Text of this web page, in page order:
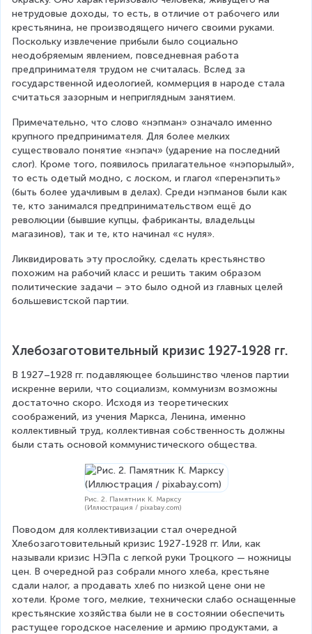
нетрудовые доходы, то есть, в отличие от рабочего или
крестьянина, не производящего ничего своими руками.
Поскольку извлечение прибыли было социально
неодобряемым явлением, повседневная работа
предпринимателя трудом не считалась. Вслед за
государственной идеологией, коммерция в народе стала
считаться зазорным и неприглядным занятием.
Примечательно, что слово «нэпман» означало именно
крупного предпринимателя. Для более мелких
существовало понятие «нэпач» (ударение на последний
слог). Кроме того, появилось прилагательное «нэпорылый»,
то есть одетый модно, с лоском, и глагол «перенэпить»
(быть более удачливым в делах). Среди нэпманов были как
те, кто занимался предпринимательством ещё до
революции (бывшие купцы, фабриканты, владельцы
магазинов), так и те, кто начинал «с нуля».
Ликвидировать эту прослойку, сделать крестьянство
похожим на рабочий класс и решить таким образом
политические задачи – это было одной из главных целей
большевистской партии.
Хлебозаготовительный кризис 1927-1928 гг.
В 1927–1928 гг. подавляющее большинство членов партии
искренне верили, что социализм, коммунизм возможны
достаточно скоро. Исходя из теоретических
соображений, из учения Маркса, Ленина, именно
коллективный труд, коллективная собственность должны
были стать основой коммунистического общества.
Рис. 2. Памятник К. Марксу
(Иллюстрация / pixabay.com)
Поводом для коллективизации стал очередной
Хлебозаготовительный кризис 1927-1928 гг. Или, как
называли кризис НЭПа с легкой руки Троцкого — ножницы
цен. В очередной раз собрали много хлеба, крестьяне
сдали налог, а продавать хлеб по низкой цене они не
хотели. Кроме того, мелкие, технически слабо оснащенные
крестьянские хозяйства были не в состоянии обеспечить
растущее городское население и армию продуктами, а